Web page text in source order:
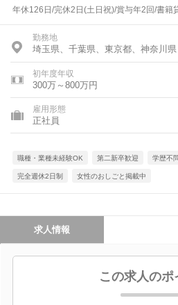
年休126日/完休2日(土日祝)/賞与年2回/書籍
勤務地
埼玉県、千葉県、東京都、神奈川県
初年度年収
300万～800万円
雇用形態
正社員
職種・業種未経験OK 第二新卒歓迎 学歴不
完全週休2日制 女性のおしごと掲載中
求人情報
この求人のポ